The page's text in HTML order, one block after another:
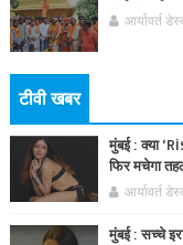
आर्यावर्त
टीवी खबर
मुंबई : क्या
फिर मचेगा
आर्यावर्त
मुंबई : सच्चे